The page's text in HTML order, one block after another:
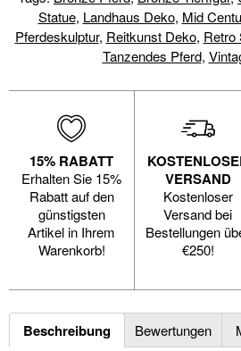
Statue, Landhaus Deko, Mid
Pferdeskulptur, Reitkunst Deko, Retro
Tanzendes Pferd,
15% RABATT
Erhalten Sie 15%
Rabatt auf den
günstigsten
Artikel in Ihrem
Warenkorb!
VERSAND
Kostenloser
Versand bei
Bestellungen
€250!
Beschreibung Bewertungen